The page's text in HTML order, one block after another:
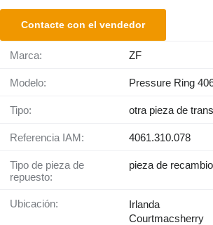
Contacte con el vendedor
Marca: ZF
Modelo: Pressure Ring
Tipo: otra pieza de
Referencia IAM: 4061.310.078
Tipo de pieza de
repuesto:
pieza de
Ubicación:
Irlanda
Courtmacsherry